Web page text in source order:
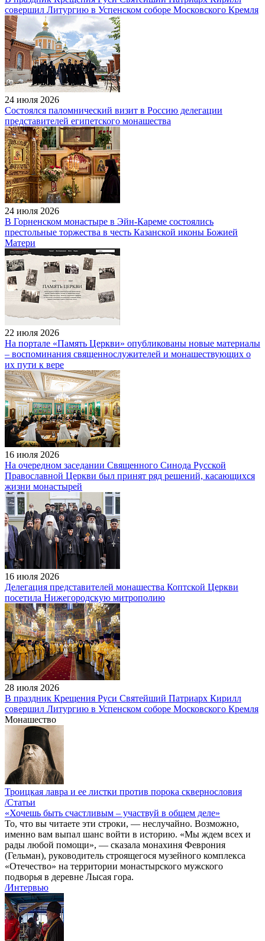
совершил Литургию в Успенском соборе Московского Кремля
24 июля 2026
Состоялся паломнический визит в Россию делегации
представителей египетского монашества
24 июля 2026
В Горненском монастыре в Эйн-Кареме состоялись
престольные торжества в честь Казанской иконы Божией
Матери
22 июля 2026
На портале «Память Церкви» опубликованы новые материалы
– воспоминания священнослужителей и монашествующих о
их пути к вере
16 июля 2026
На очередном заседании Священного Синода Русской
Православной Церкви был принят ряд решений, касающихся
жизни монастырей
16 июля 2026
Делегация представителей монашества Коптской Церкви
посетила Нижегородскую митрополию
28 июля 2026
В праздник Крещения Руси Святейший Патриарх Кирилл
совершил Литургию в Успенском соборе Московского Кремля
Монашество
Троицкая лавра и ее листки против порока сквернословия
/Статьи
«Хочешь быть счастливым – участвуй в общем деле»
То, что вы читаете эти строки, — неслучайно. Возможно,
именно вам выпал шанс войти в историю. «Мы ждем всех и
рады любой помощи», — сказала монахиня Феврония
(Гельман), руководитель строящегося музейного комплекса
«Отечество» на территории монастырского мужского
подворья в деревне Лысая гора.
/Интервью